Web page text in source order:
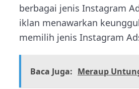
berbagai jenis Instagram
iklan menawarkan
memilih jenis Instagram
Baca Juga: Meraup